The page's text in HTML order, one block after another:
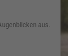
aus.